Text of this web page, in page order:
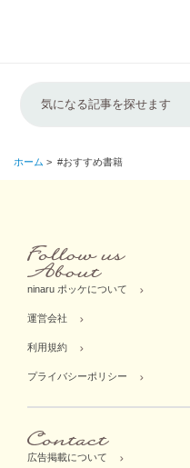
ホーム > #おすすめ書籍
ninaru ポッケについて
運営会社
利用規約
プライバシーポリシー
広告掲載について